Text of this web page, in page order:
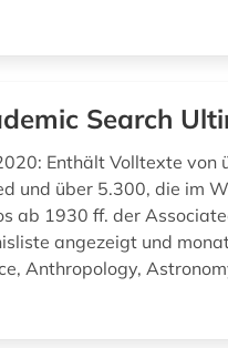
Search
Enthält Volltexte von
und über 5.300, die im
ab 1930 ff. der
angezeigt und
Anthropology,